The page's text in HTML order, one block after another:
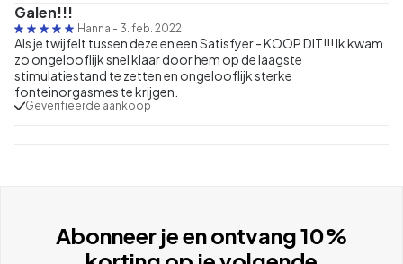
Galen!!!
Hanna - 3. feb. 2022
Als je twijfelt tussen deze en een Satisfyer - KOOP DIT!!! Ik kwam
zo ongelooflijk snel klaar door hem op de laagste
stimulatiestand te zetten en ongelooflijk sterke
fonteinorgasmes te krijgen.
Geverifieerde aankoop
Abonneer je en ontvang 10%